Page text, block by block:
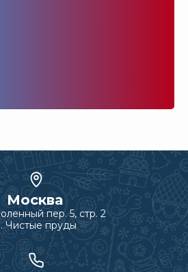
Москва
пер. 5, стр. 2
Чистые пруды